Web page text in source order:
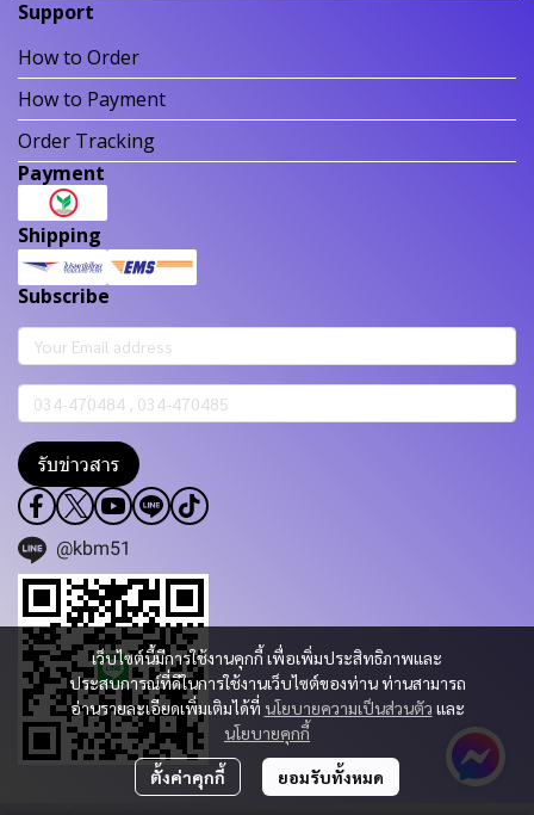
เว็บไซต์นี้มีการใช้งานคุกกี้ เพื่อเพิ่มประสิทธิภาพและ
ประสบการณ์ที่ดีในการใช้งานเว็บไซต์ของท่าน ท่านสามารถ
อ่านรายละเอียดเพิ่มเติมได้ที่ นโยบายความเป็นส่วนตัว และ
นโยบายคุกกี้
ตั้งค่าคุกกี้ ยอมรับทั้งหมด
Support
How to Order
How to Payment
Order Tracking
Payment
Shipping
Subscribe
รับข่าวสาร
@kbm51